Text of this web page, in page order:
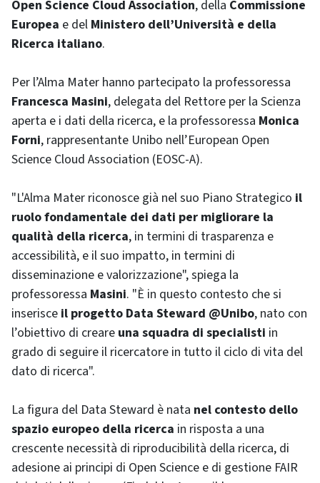
Open Science Cloud Association, della Commissione
Europea e del Ministero dell’Università e della
Ricerca italiano.
Per l’Alma Mater hanno partecipato la professoressa
Francesca Masini, delegata del Rettore per la Scienza
aperta e i dati della ricerca, e la professoressa Monica
Forni, rappresentante Unibo nell’European Open
Science Cloud Association (EOSC-A).
"L'Alma Mater riconosce già nel suo Piano Strategico il
ruolo fondamentale dei dati per migliorare la
qualità della ricerca, in termini di trasparenza e
accessibilità, e il suo impatto, in termini di
disseminazione e valorizzazione", spiega la
professoressa Masini. "È in questo contesto che si
inserisce il progetto Data Steward @Unibo, nato con
l’obiettivo di creare una squadra di specialisti in
grado di seguire il ricercatore in tutto il ciclo di vita del
dato di ricerca".
La figura del Data Steward è nata nel contesto dello
spazio europeo della ricerca in risposta a una
crescente necessità di riproducibilità della ricerca, di
adesione ai principi di Open Science e di gestione FAIR